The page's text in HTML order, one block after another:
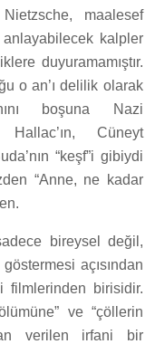
maalesef
anlayabilecek kalpler
duyuramamıştır.
o an’ı delilik olarak
boşuna Nazi
Hallac’ın, Cüneyt
“keşf”i gibiydi
“Anne, ne kadar
bireysel değil,
açısından
filmlerinden birisidir.
ve “çöllerin
verilen irfani bir